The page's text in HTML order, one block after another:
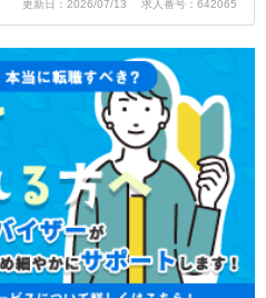
更新日：2026/07/13 求人番号：642065